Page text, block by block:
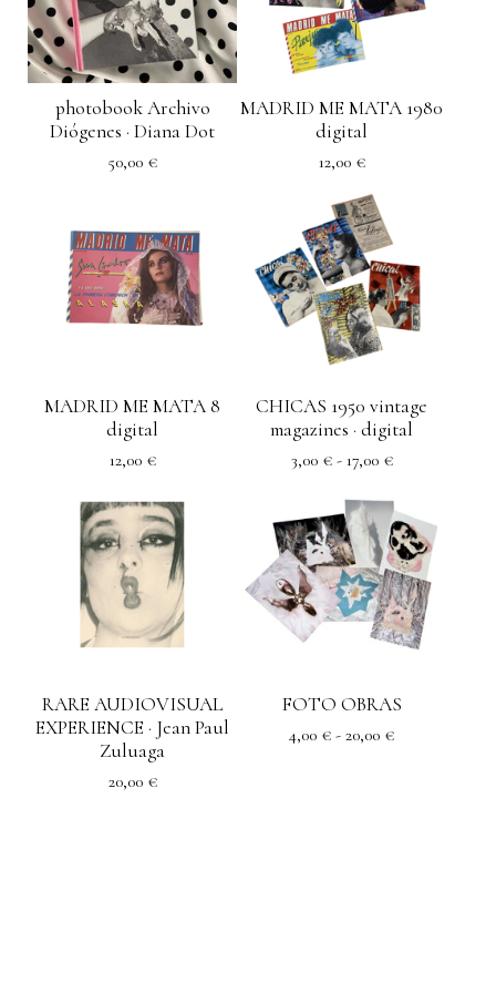
photobook Archivo
Diógenes · Diana Dot
50,00 €
MADRID ME MATA 1980
digital
12,00 €
MADRID ME MATA 8
digital
12,00 €
CHICAS 1950 vintage
magazines · digital
3,00 €- 17,00 €
RARE AUDIOVISUAL
EXPERIENCE · Jean Paul
Zuluaga
20,00 €
FOTO OBRAS
4,00 € - 20,00 €